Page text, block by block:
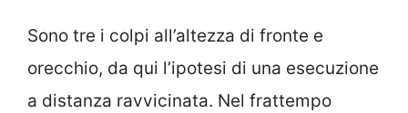
Sono tre i colpi all’altezza di fronte e
orecchio, da qui l’ipotesi di una esecuzione
a distanza ravvicinata. Nel frattempo